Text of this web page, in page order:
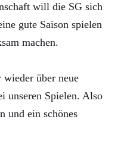
will die SG sich
gute Saison spielen
machen.
über neue
unseren Spielen. Also
und ein schönes